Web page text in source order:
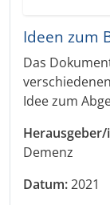
Ideen zum
Das
Idee zum
Herausgeber/
Demenz
Datum:2021